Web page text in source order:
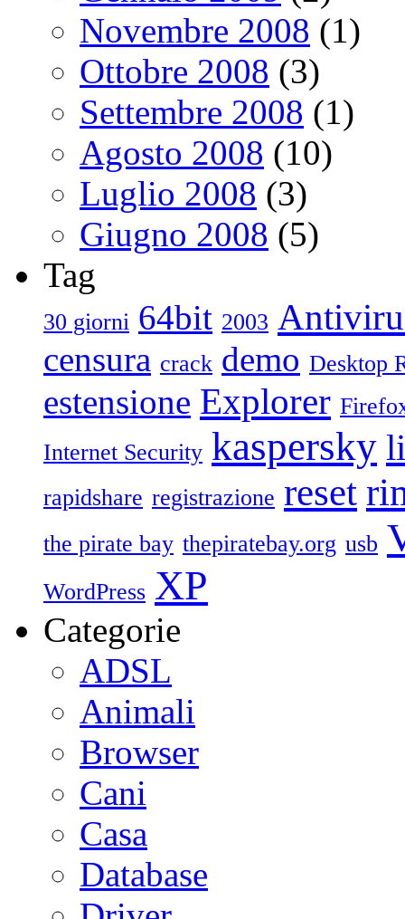
Novembre 2008 (1)
Ottobre 2008 (3)
Settembre 2008 (1)
Agosto 2008 (10)
Luglio 2008 (3)
Giugno 2008 (5)
Tag
30 giorni 64bit 2003
censura crack demo Desktop
estensione Explorer
Internet Security kaspersky
rapidshare registrazione reset
the pirate bay thepiratebay.org usb
WordPress XP
Categorie
ADSL
Animali
Browser
Cani
Casa
Database